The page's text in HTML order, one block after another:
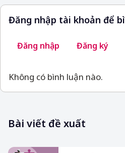
Đăng nhập tài khoản để
Đăng nhập Đăng ký
Không có bình luận nào.
Bài viết đề xuất